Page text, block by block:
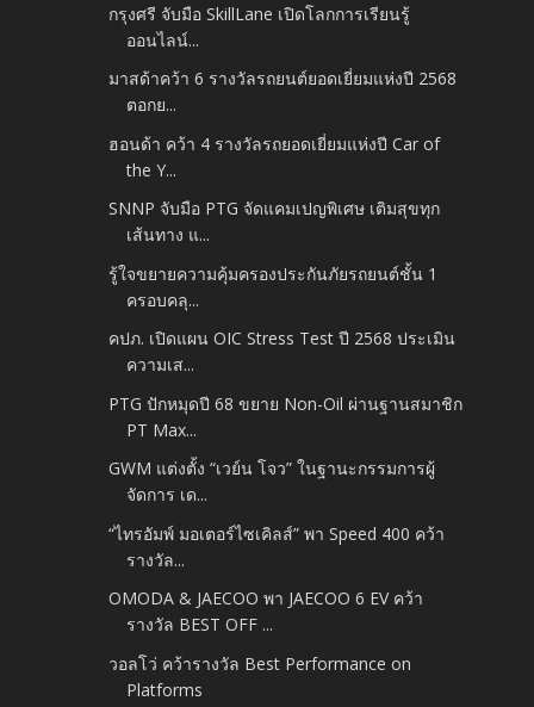
กรุงศรี จับมือ SkillLane เปิดโลกการเรียนรู้
ออนไลน์...
มาสด้าคว้า 6 รางวัลรถยนต์ยอดเยี่ยมแห่งปี 2568
ตอกย...
ฮอนด้า คว้า 4 รางวัลรถยอดเยี่ยมแห่งปี Car of
the Y...
SNNP จับมือ PTG จัดแคมเปญพิเศษ เติมสุขทุก
เส้นทาง แ...
รู้ใจขยายความคุ้มครองประกันภัยรถยนต์ชั้น 1
ครอบคลุ...
คปภ. เปิดแผน OIC Stress Test ปี 2568 ประเมิน
ความเส...
PTG ปักหมุดปี 68 ขยาย Non-Oil ผ่านฐานสมาชิก
PT Max...
GWM แต่งตั้ง “เวย์น โจว” ในฐานะกรรมการผู้
จัดการ เด...
“ไทรอัมพ์ มอเตอร์ไซเคิลส์” พา Speed 400 คว้า
รางวัล...
OMODA & JAECOO พา JAECOO 6 EV คว้า
รางวัล BEST OFF ...
วอลโว่ คว้ารางวัล Best Performance on
Platforms